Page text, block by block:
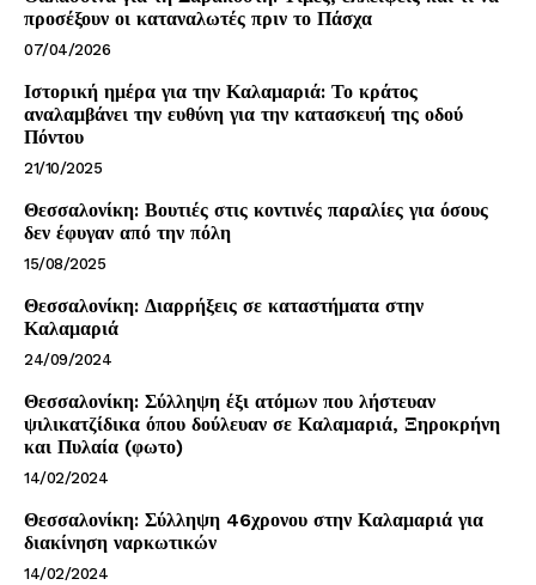
Company
About
Contact us
My account
προσέξουν οι καταναλωτές πριν το Πάσχα
07/04/2026
Ιστορική ημέρα για την Καλαμαριά: Το κράτος
αναλαμβάνει την ευθύνη για την κατασκευή της οδού
Πόντου
21/10/2025
Θεσσαλονίκη: Βουτιές στις κοντινές παραλίες για όσους
δεν έφυγαν από την πόλη
15/08/2025
Θεσσαλονίκη: Διαρρήξεις σε καταστήματα στην
Καλαμαριά
24/09/2024
Θεσσαλονίκη: Σύλληψη έξι ατόμων που λήστευαν
ψιλικατζίδικα όπου δούλευαν σε Καλαμαριά, Ξηροκρήνη
και Πυλαία (φωτο)
14/02/2024
Θεσσαλονίκη: Σύλληψη 46χρονου στην Καλαμαριά για
διακίνηση ναρκωτικών
14/02/2024